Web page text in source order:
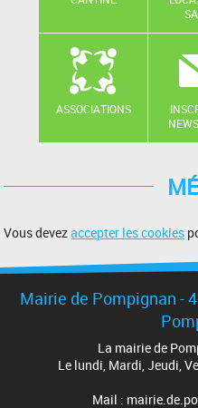
ASSOCIATIONS
Vous devezaccepter les cookies
Mairie de Pompignan -
La mairie de
Le lundi, Mardi, Jeudi,
Mail :